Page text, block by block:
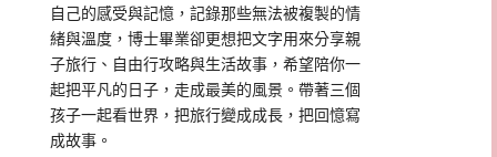
自己的感受與記憶，記錄那些無法被複製的情
緒與溫度，博士畢業卻更想把文字用來分享親
子旅行、自由行攻略與生活故事，希望陪你一
起把平凡的日子，走成最美的風景。帶著三個
孩子一起看世界，把旅行變成成長，把回憶寫
成故事。